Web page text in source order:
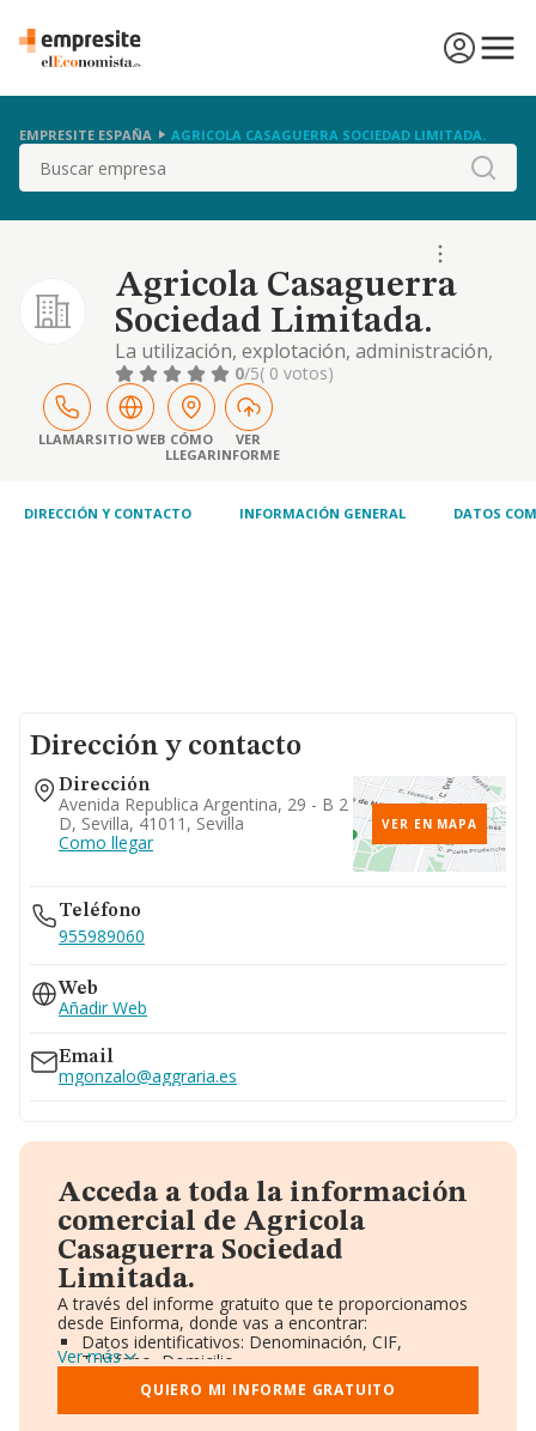
EMPRESITE ESPAÑA AGRICOLA CASAGUERRA SOCIEDAD LIMITADA.
Buscar
Agricola Casaguerra
Sociedad Limitada.
La utilización, explotación, administración,
gestión, arrendamientos de fincas rústicas,
compraventa de productos sanitarios,
abonos, semillas y maquinaria agrícola. la
compra y venta de todo tipo de bienes
inmuebles rústicos y urbanos
0/5( 0 votos)
LLAMARSITIO WEB CÓMO
LLEGAR
VER
INFORME
DIRECCIÓN Y CONTACTO INFORMACIÓN GENERAL DATOS
Dirección y contacto
Dirección
Avenida Republica Argentina, 29 - B 2
D, Sevilla, 41011, Sevilla
Como llegar
VER EN MAPA
Teléfono
955989060
Web
Añadir Web
Email
mgonzalo@aggraria.es
Acceda a toda la información
comercial de Agricola
Casaguerra Sociedad
Limitada.
A través del informe gratuito que te proporcionamos
desde Einforma, donde vas a encontrar:
Datos identificativos: Denominación, CIF,
Teléfono, Domicilio.
Informe Mercantil Completo (BORME).
Gráficos de Evolución Ventas y Empleados.
Consejo de Administración y Administradores.
Ver más
QUIERO MI INFORME GRATUITO